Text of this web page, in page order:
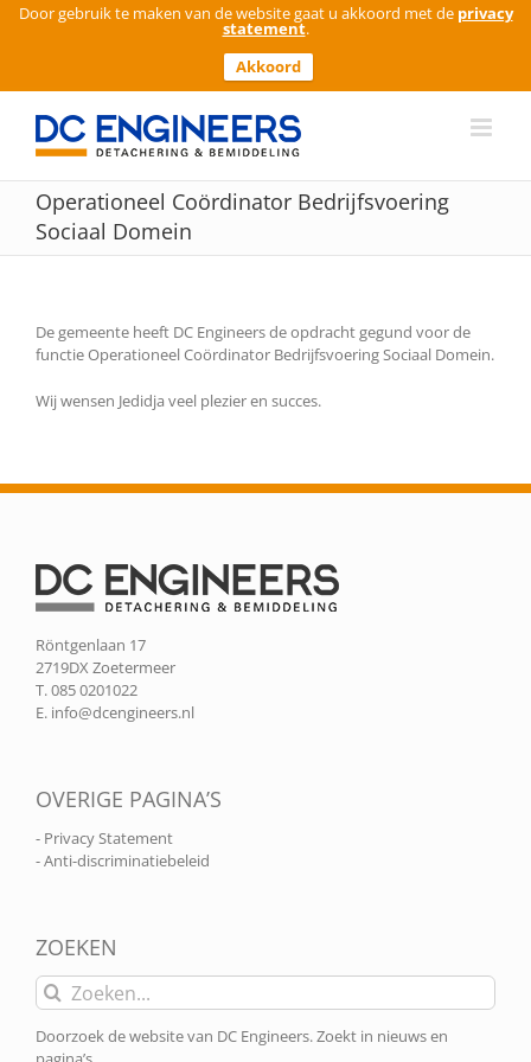
Door gebruik te maken van de website gaat u akkoord met de privacy
statement.
Akkoord
Ga
inhoud
Operationeel Coördinator Bedrijfsvoering
Sociaal Domein
De gemeente heeft DC Engineers de opdracht gegund voor de
functie Operationeel Coördinator Bedrijfsvoering Sociaal Domein.
Wij wensen Jedidja veel plezier en succes.
Röntgenlaan 17
2719DX Zoetermeer
T. 085 0201022
E. info@dcengineers.nl
OVERIGE PAGINA’S
- Privacy Statement
- Anti-discriminatiebeleid
ZOEKEN
Zoeken
naar:
Doorzoek de website van DC Engineers. Zoekt in nieuws en